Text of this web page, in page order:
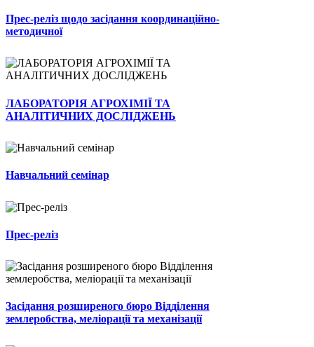
Прес-реліз щодо засідання координаційно-
методичної
ЛАБОРАТОРІЯ АГРОХІМІЇ ТА
АНАЛІТИЧНИХ ДОСЛІДЖЕНЬ
Навчальний семінар
Прес-реліз
Засідання розширеного бюро Відділення
землеробства, меліорації та механізації